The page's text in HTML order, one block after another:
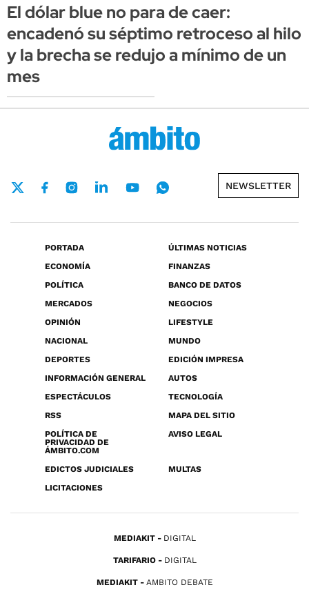
El dólar blue no para de caer:
encadenó su séptimo retroceso al hilo
y la brecha se redujo a mínimo de un
mes
NEWSLETTER
PORTADA
ÚLTIMAS NOTICIAS
ECONOMÍA
FINANZAS
POLÍTICA
BANCO DE DATOS
MERCADOS
NEGOCIOS
OPINIÓN
LIFESTYLE
NACIONAL
MUNDO
DEPORTES
EDICIÓN IMPRESA
INFORMACIÓN GENERAL
AUTOS
ESPECTÁCULOS
TECNOLOGÍA
RSS
MAPA DEL SITIO
POLÍTICA DE
PRIVACIDAD DE
ÁMBITO.COM
AVISO LEGAL
EDICTOS JUDICIALES
MULTAS
LICITACIONES
MEDIAKIT DIGITAL
TARIFARIO DIGITAL
MEDIAKIT AMBITO DEBATE